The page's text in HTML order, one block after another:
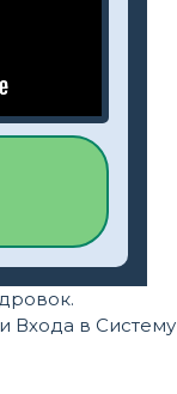
Входа в Систему